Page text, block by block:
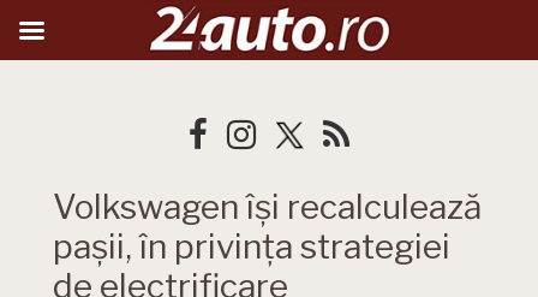
Volkswagen își recalculează
pașii, în privința strategiei
de electrificare